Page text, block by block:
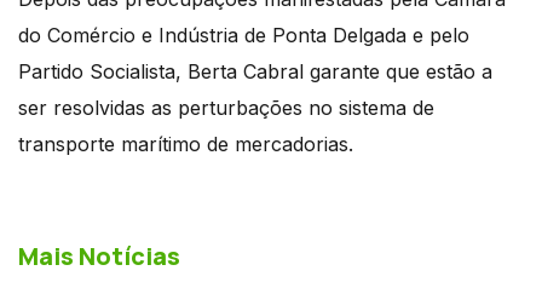
do Comércio e Indústria de Ponta Delgada e pelo
Partido Socialista, Berta Cabral garante que estão a
ser resolvidas as perturbações no sistema de
transporte marítimo de mercadorias.
Mais Notícias